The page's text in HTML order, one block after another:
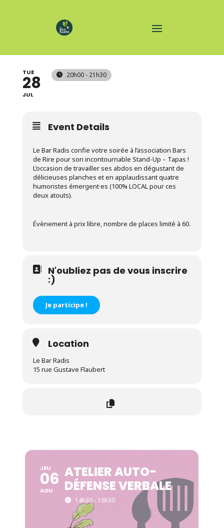
TUE
28
JUL
20h00 - 21h30
Event Details
Le Bar Radis confie votre soirée à l’association Bars
de Rire pour son incontournable Stand-Up – Tapas !
L’occasion de travailler ses abdos en dégustant de
délicieuses planches et en applaudissant quatre
humoristes émergent·es (100% LOCAL pour ces
deux atouts).
Évènement à prix libre, nombre de places limité à 60.
N'oubliez pas de vous inscrire
:)
Je participe !
Location
Le Bar Radis
15 rue Gustave Flaubert
JEU
06
AOU
ATELIER AUTO-
DÉFENSE VERBALE
14h30 - 16h30